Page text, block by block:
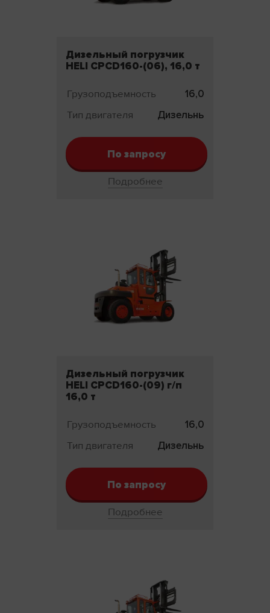
Дизельный погрузчик
HELI CPCD160-(06), 16,0 т
Грузоподъемность
16,0 т
Тип двигателя
Дизельный
По запросу
Подробнее
Дизельный погрузчик
HELI CPCD160-(09) г/п
16,0 т
Грузоподъемность
16,0 т
Тип двигателя
Дизельный
По запросу
Подробнее